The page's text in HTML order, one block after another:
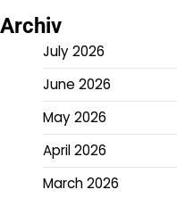
Archiv
July 2026
June 2026
May 2026
April 2026
March 2026